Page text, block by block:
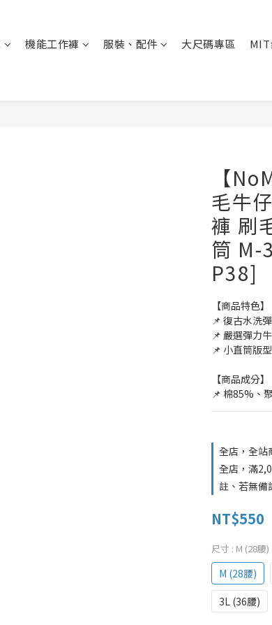
機能工作褲 服裝、配件 大尺碼專區 MIT
【
毛牛
褲 刷
筒 M-
P38]
【商品特色】
📌 復古水洗
📌 嚴選彈力
📌 小直筒版
【商品成分】
📌 棉85%、
全店，全站
全店，滿
註、若無備
NT$550
尺寸 : M (28腰)
M (28腰)
3L (36腰)